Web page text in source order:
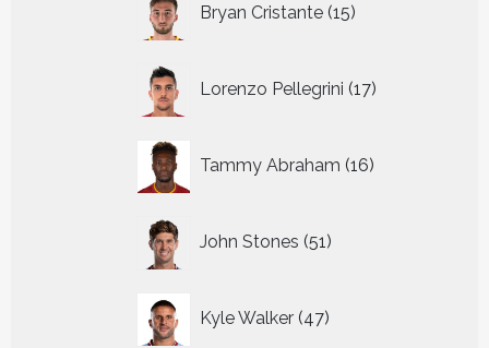
Bryan Cristante 15
producten
Lorenzo Pellegrini 17
producten
Tammy Abraham 16
producten
John Stones 51
producten
Kyle Walker 47
producten